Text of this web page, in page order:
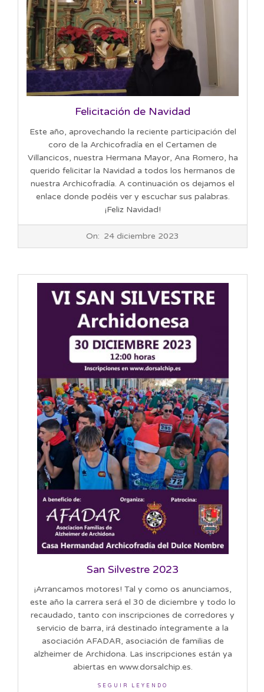
Felicitación de Navidad
Este año, aprovechando la reciente participación del
coro de la Archicofradía en el Certamen de
Villancicos, nuestra Hermana Mayor, Ana Romero, ha
querido felicitar la Navidad a todos los hermanos de
nuestra Archicofradía. A continuación os dejamos el
enlace donde podéis ver y escuchar sus palabras.
¡Feliz Navidad!
On: 24 diciembre 2023
San Silvestre 2023
¡Arrancamos motores! Tal y como os anunciamos,
este año la carrera será el 30 de diciembre y todo lo
recaudado, tanto con inscripciones de corredores y
servicio de barra, irá destinado íntegramente a la
asociación AFADAR, asociación de familias de
alzheimer de Archidona. Las inscripciones están ya
abiertas en www.dorsalchip.es.
SEGUIR LEYENDO